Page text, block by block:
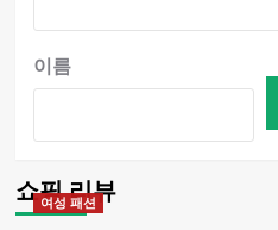
이름
쇼핑 리뷰
여성 패션